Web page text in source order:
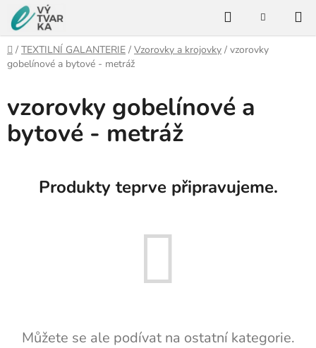
Přejít
na
obsah
HledatNÁKUPNÍ
Domů
/ TEXTILNÍ GALANTERIE / Vzorovky a krojovky / vzorovky
gobelínové a bytové - metráž
vzorovky gobelínové a
bytové - metráž
Produkty teprve připravujeme.
Můžete se ale podívat na ostatní kategorie.